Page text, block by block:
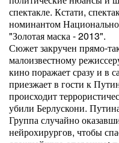
спектакле. Кстати,
номинантом
"Золотая маска - 2013".
Сюжет закручен прямо-
малоизвестному
кино поражает сразу и в
приезжает в гости к
происходит
убили Берлускони.
Группа случайно
нейрохирургов, чтобы